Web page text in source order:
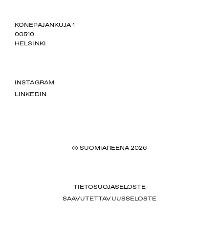
SUOMIAREENA
KONEPAJANKUJA 1
00510
HELSINKI
INSTAGRAM
LINKEDIN
© SUOMIAREENA 2026
TIETOSUOJASELOSTE
SAAVUTETTAVUUSSELOSTE